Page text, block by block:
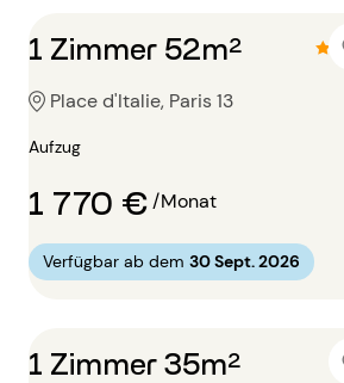
1 Zimmer 52m²
Place d'Italie, Paris 13
Aufzug
1 770 €/Monat
Verfügbar ab dem 30 Sept. 2026
1 Zimmer 35m²